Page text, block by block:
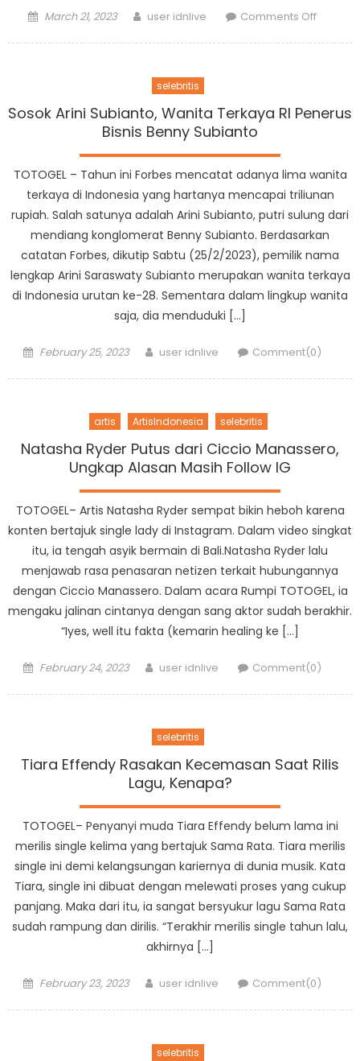
Posted
March 21, 2023 Author
user idnlive Comments Offon
Curi
selebritis
Sosok Arini Subianto, Wanita Terkaya RI Penerus
Bisnis Benny Subianto
TOTOGEL – Tahun ini Forbes mencatat adanya lima wanita
terkaya di Indonesia yang hartanya mencapai triliunan
rupiah. Salah satunya adalah Arini Subianto, putri sulung dari
mendiang konglomerat Benny Subianto. Berdasarkan
catatan Forbes, dikutip Sabtu (25/2/2023), pemilik nama
lengkap Arini Saraswaty Subianto merupakan wanita terkaya
di Indonesia urutan ke-28. Sementara dalam lingkup wanita
saja, dia menduduki […]
Posted
February 25, 2023 Author
user idnlive Comment(0)
artis ArtisIndonesia selebritis
Natasha Ryder Putus dari Ciccio Manassero,
Ungkap Alasan Masih Follow IG
TOTOGEL– Artis Natasha Ryder sempat bikin heboh karena
konten bertajuk single lady di Instagram. Dalam video singkat
itu, ia tengah asyik bermain di Bali.Natasha Ryder lalu
menjawab rasa penasaran netizen terkait hubungannya
dengan Ciccio Manassero. Dalam acara Rumpi TOTOGEL, ia
mengaku jalinan cintanya dengan sang aktor sudah berakhir.
“Iyes, well itu fakta (kemarin healing ke […]
Posted
February 24, 2023 Author
user idnlive Comment(0)
selebritis
Tiara Effendy Rasakan Kecemasan Saat Rilis
Lagu, Kenapa?
TOTOGEL– Penyanyi muda Tiara Effendy belum lama ini
merilis single kelima yang bertajuk Sama Rata. Tiara merilis
single ini demi kelangsungan kariernya di dunia musik. Kata
Tiara, single ini dibuat dengan melewati proses yang cukup
panjang. Maka dari itu, ia sangat bersyukur lagu Sama Rata
sudah rampung dan dirilis. “Terakhir merilis single tahun lalu,
akhirnya […]
Posted
February 23, 2023 Author
user idnlive Comment(0)
selebritis